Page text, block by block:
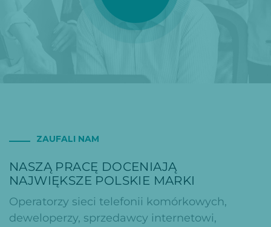
ZAUFALI NAM
NASZĄ PRACĘ DOCENIAJĄ
NAJWIĘKSZE POLSKIE MARKI
Operatorzy sieci telefonii komórkowych,
deweloperzy, sprzedawcy internetowi,